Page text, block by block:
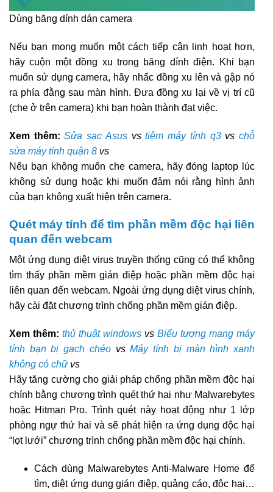
Dùng băng dính dán camera
Nếu bạn mong muốn một cách tiếp cận linh hoạt hơn,
hãy cuộn một đồng xu trong băng dính điện. Khi bạn
muốn sử dụng camera, hãy nhấc đồng xu lên và gập nó
ra phía đằng sau màn hình. Đưa đồng xu lại về vị trí cũ
(che ở trên camera) khi bạn hoàn thành đạt việc.
Xem thêm: Sửa sạc Asusvstiệm máy tính q3vschỗ
sửa máy tính quận 8 vs
Nếu bạn không muốn che camera, hãy đóng laptop lúc
không sử dụng hoặc khi muốn đảm nói rằng hình ảnh
của bạn không xuất hiện trên camera.
Quét máy tính để tìm phần mềm độc hại liên
quan đến webcam
Một ứng dụng diệt virus truyền thống cũng có thể không
tìm thấy phần mềm gián điệp hoặc phần mềm độc hại
liên quan đến webcam. Ngoài ứng dụng diệt virus chính,
hãy cài đặt chương trình chống phần mềm gián điệp.
Xem thêm: thủ thuật windows vs Biểu tượng mạng máy
tính bạn bị gạch chéovsMáy tính bị màn hình xanh
không có chữvs
Hãy tăng cường cho giải pháp chống phần mềm độc hại
chính bằng chương trình quét ​​thứ hai như Malwarebytes
hoặc Hitman Pro. Trình quét này hoạt động như 1 lớp
phòng ngự thứ hai và sẽ phát hiện ra ứng dụng độc hại
“lọt lưới” chương trình chống phần mềm độc hại chính.
Cách dùng Malwarebytes Anti-Malware Home để
tìm, diệt ứng dụng gián điệp, quảng cáo, độc hại…